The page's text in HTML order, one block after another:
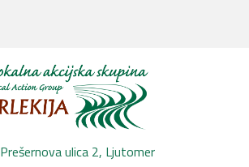
Prešernova ulica 2, Lj​utomer